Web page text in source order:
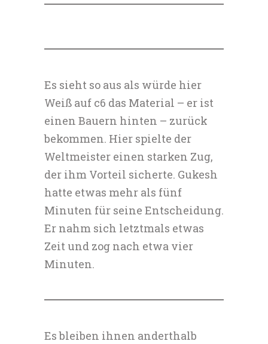
Es sieht so aus als würde hier
Weiß auf c6 das Material – er ist
einen Bauern hinten – zurück
bekommen. Hier spielte der
Weltmeister einen starken Zug,
der ihm Vorteil sicherte. Gukesh
hatte etwas mehr als fünf
Minuten für seine Entscheidung.
Er nahm sich letztmals etwas
Zeit und zog nach etwa vier
Minuten.
Es bleiben ihnen anderthalb